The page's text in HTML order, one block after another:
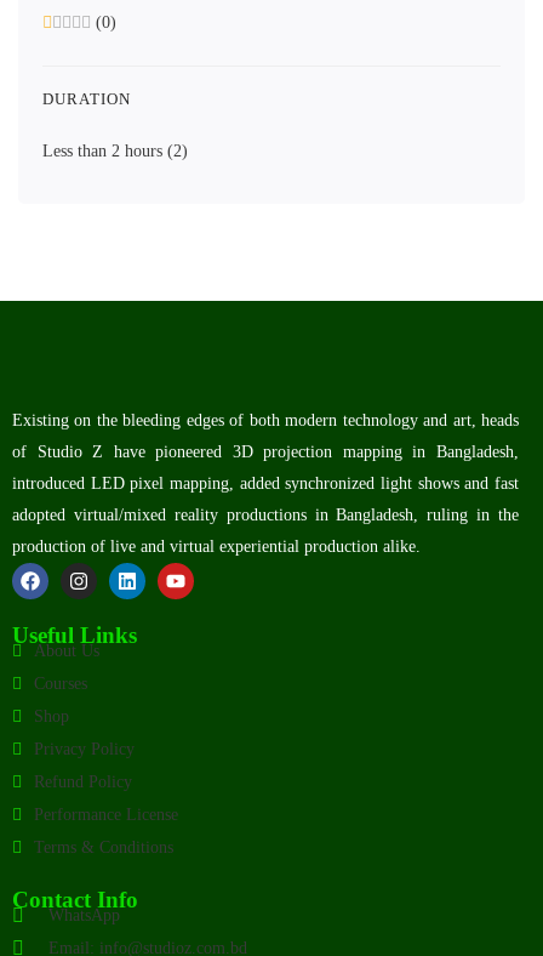
(0)
DURATION
Less than 2 hours (2)
Existing on the bleeding edges of both modern technology and art, heads
of Studio Z have pioneered 3D projection mapping in Bangladesh,
introduced LED pixel mapping, added synchronized light shows and fast
adopted virtual/mixed reality productions in Bangladesh, ruling in the
production of live and virtual experiential production alike.
Useful Links
About Us
Courses
Shop
Privacy Policy
Refund Policy
Performance License
Terms & Conditions
Contact Info
WhatsApp
Email: info@studioz.com.bd